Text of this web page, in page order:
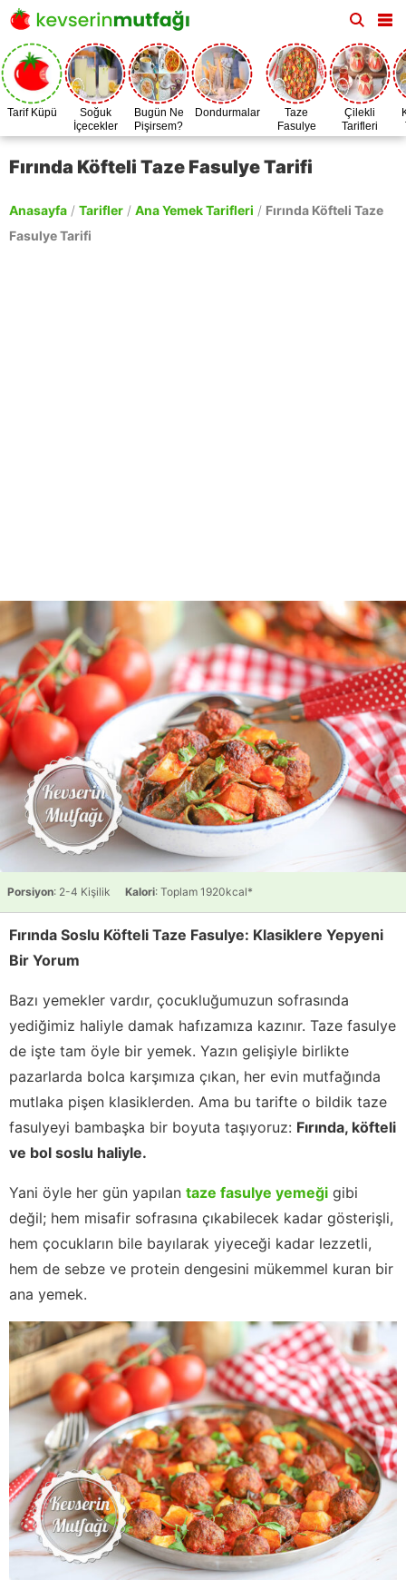
Tarif Küpü
Soğuk
İçecekler
Bugün Ne
Pişirsem?
Dondurmalar
Taze
Fasulye
Zamanı
Çilekli
Tarifleri
Fırında Köfteli Taze Fasulye Tarifi
Anasayfa / Tarifler / Ana Yemek Tarifleri / Fırında Köfteli Taze
Fasulye Tarifi
Porsiyon: 2-4 Kişilik Kalori: Toplam 1920kcal*
Fırında Soslu Köfteli Taze Fasulye: Klasiklere Yepyeni
Bir Yorum
Bazı yemekler vardır, çocukluğumuzun sofrasında
yediğimiz haliyle damak hafızamıza kazınır. Taze fasulye
de işte tam öyle bir yemek. Yazın gelişiyle birlikte
pazarlarda bolca karşımıza çıkan, her evin mutfağında
mutlaka pişen klasiklerden. Ama bu tarifte o bildik taze
fasulyeyi bambaşka bir boyuta taşıyoruz: Fırında, köfteli
ve bol soslu haliyle.
Yani öyle her gün yapılan taze fasulye yemeği gibi
değil; hem misafir sofrasına çıkabilecek kadar gösterişli,
hem çocukların bile bayılarak yiyeceği kadar lezzetli,
hem de sebze ve protein dengesini mükemmel kuran bir
ana yemek.